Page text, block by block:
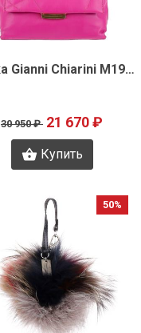
Быстрый просмотр Сумка Gianni Chiarini M1977
30 950 ₽ 21 670 ₽
Купить
50%